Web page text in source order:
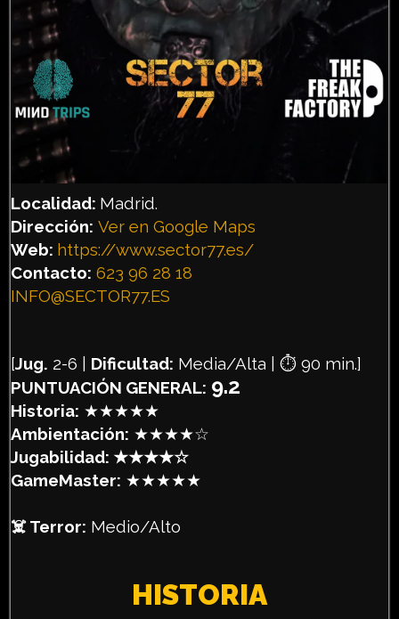
Localidad: Madrid.
Dirección: Ver en Google Maps
Web: https://www.sector77.es/
Contacto: 623 96 28 18
INFO@SECTOR77.ES
[Jug. 2-6 | Dificultad: Media/Alta | ⏱️ 90 min.]
PUNTUACIÓN GENERAL: 9.2
Historia: ★★★★★
Ambientación: ★★★★☆
Jugabilidad: ★★★★☆
GameMaster: ★★★★★
☠️ Terror: Medio/Alto
HISTORIA